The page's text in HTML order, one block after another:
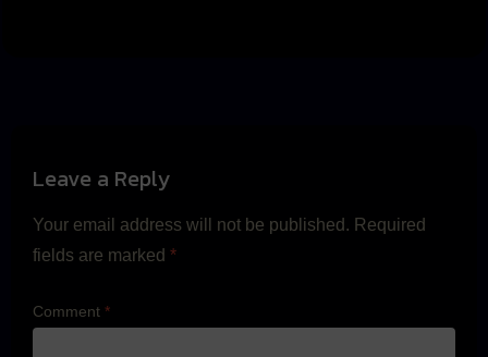
Leave a Reply
Your email address will not be published. Required
fields are marked *
Comment *